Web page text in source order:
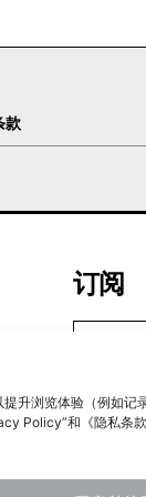
升浏览体验（例如记
Policy”和《隐私条款
款
订阅